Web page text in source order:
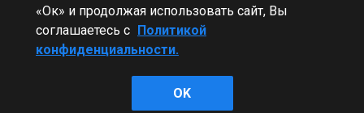
Стиль
«Ок» и продолжая использовать сайт, Вы
соглашаетесь с Политикой
конфиденциальности.
OK